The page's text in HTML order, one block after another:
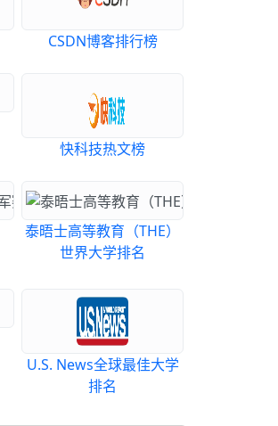
CSDN博客排行榜
快科技热文榜
泰晤士高等教育（THE）
世界大学排名
U.S. News全球最佳大学
排名